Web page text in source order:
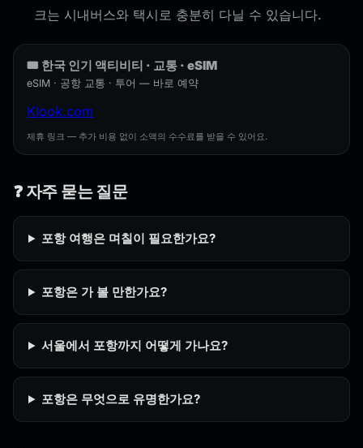
크는 시내버스와 택시로 충분히 다닐 수 있습니다.
🎟️ 한국 인기 액티비티 · 교통 · eSIM
eSIM · 공항 교통 · 투어 — 바로 예약
Klook.com
제휴 링크 — 추가 비용 없이 소액의 수수료를 받을 수 있어요.
❓ 자주 묻는 질문
포항 여행은 며칠이 필요한가요?
포항은 가 볼 만한가요?
서울에서 포항까지 어떻게 가나요?
포항은 무엇으로 유명한가요?